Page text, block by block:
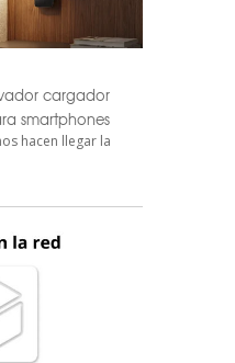
cargador
smartphones
hacen llegar la